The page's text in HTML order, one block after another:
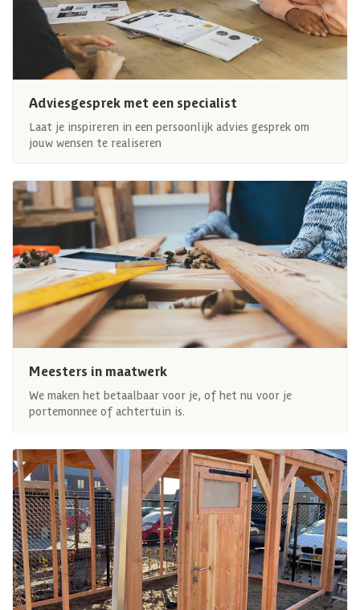
Adviesgesprek met een specialist
Laat je inspireren in een persoonlijk advies gesprek om
jouw wensen te realiseren
Meesters in maatwerk
We maken het betaalbaar voor je, of het nu voor je
portemonnee of achtertuin is.